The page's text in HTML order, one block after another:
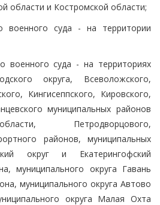
области и Костромской области;
военного суда - на территории
военного суда - на территориях
округа, Всеволожского,
Кингисеппского, Кировского,
муниципальных районов
Петродворцового,
районов, муниципальных
округ и Екатерингофский
муниципального округа Гавань
муниципального округа Автово
округа Малая Охта